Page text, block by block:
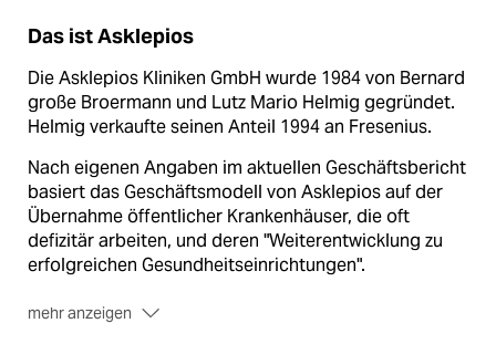
Das ist Asklepios
Die Asklepios Kliniken GmbH wurde 1984 von Bernard
große Broermann und Lutz Mario Helmig gegründet.
Helmig verkaufte seinen Anteil 1994 an Fresenius.
Nach eigenen Angaben im aktuellen Geschäftsbericht
basiert das Geschäftsmodell von Asklepios auf der
Übernahme öffentlicher Krankenhäuser, die oft
defizitär arbeiten, und deren "Weiterentwicklung zu
erfolgreichen Gesundheitseinrichtungen".
mehr anzeigen